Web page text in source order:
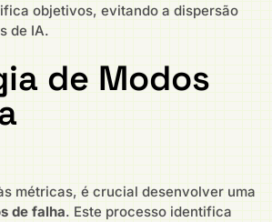
objetivos, evitando a dispersão
de IA.
de Modos
métricas, é crucial desenvolver uma
de falha. Este processo identifica